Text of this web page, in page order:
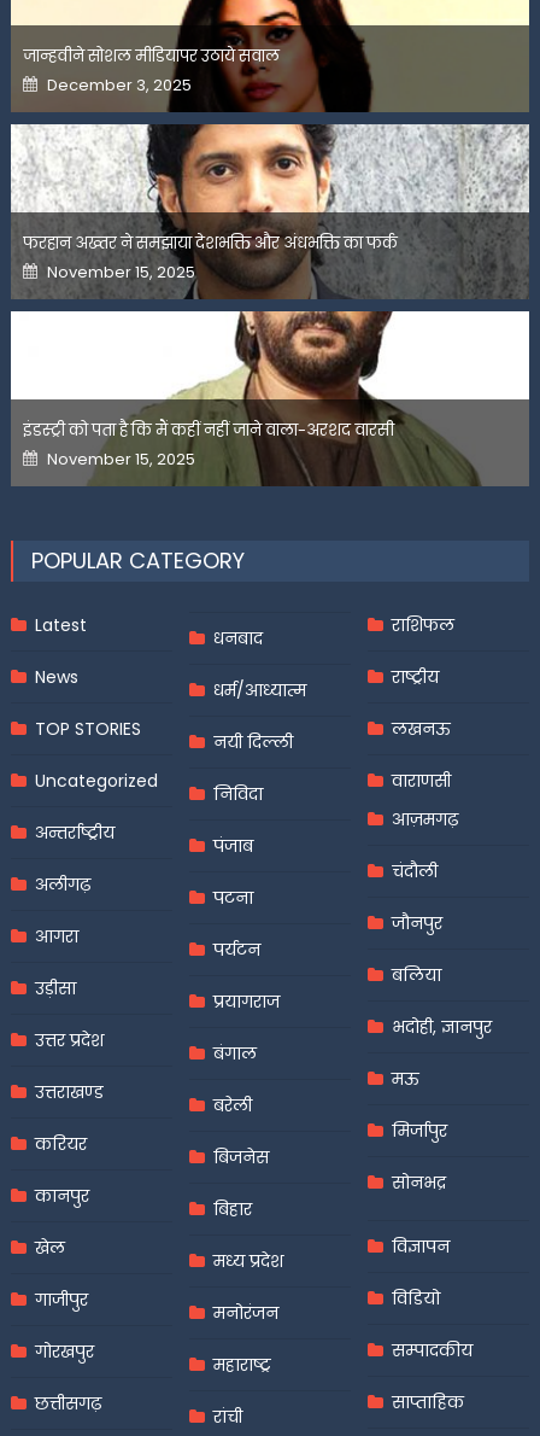
जान्हवीने सोशल मीडियापर उठाये सवाल
Posted
on
December 3, 2025
फरहान अख्तर ने समझाया देशभक्ति और अंधभक्ति का फर्क
Posted
on
November 15, 2025
इंडस्ट्री को पता है कि मैं कहीं नहीं जाने वाला-अरशद वारसी
Posted
on
November 15, 2025
POPULAR CATEGORY
Latest
News
TOP STORIES
Uncategorized
अन्तर्राष्ट्रीय
अलीगढ़
आगरा
उड़ीसा
उत्तर प्रदेश
उत्तराखण्ड
करियर
कानपुर
खेल
गाजीपुर
गोरखपुर
छत्तीसगढ़
धनबाद
धर्म/आध्यात्म
नयी दिल्ली
निविदा
पंजाब
पटना
पर्यटन
प्रयागराज
बंगाल
बरेली
बिजनेस
बिहार
मध्य प्रदेश
मनोरंजन
महाराष्ट्र
रांची
राशिफल
राष्ट्रीय
लखनऊ
वाराणसी
आज़मगढ़
चंदौली
जौनपुर
बलिया
भदोही, ज्ञानपुर
मऊ
मिर्जापुर
सोनभद्र
विज्ञापन
विडियो
सम्पादकीय
साप्ताहिक